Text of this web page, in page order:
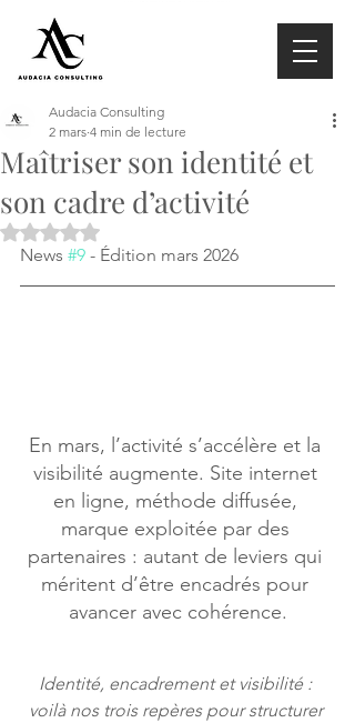
Maîtriser son identité et
son cadre d’activité
Audacia Consulting
2 mars 4 min de lecture
Noté NaN étoiles sur 5.
News #9 - Édition mars 2026
En mars, l’activité s’accélère et la
visibilité augmente. Site internet
en ligne, méthode diffusée,
marque exploitée par des
partenaires : autant de leviers qui
méritent d’être encadrés pour
avancer avec cohérence.
Identité, encadrement et visibilité :
voilà nos trois repères pour structurer